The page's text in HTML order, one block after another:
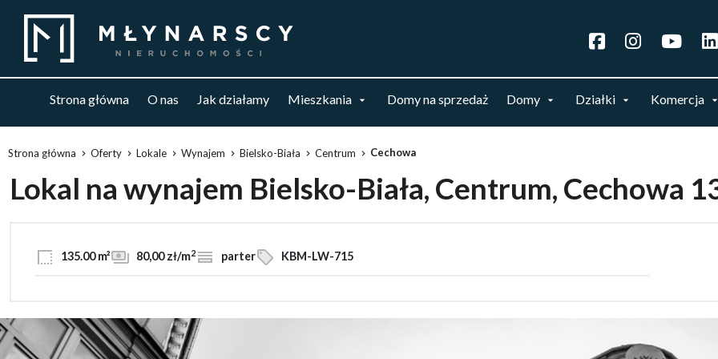
Strona główna O nas Jak działamy Mieszkania Domy na sprzedaż Domy Działki Komercja
Strona główna Oferty Lokale Wynajem Bielsko-Biała Centrum Cechowa
Lokal na wynajem Bielsko-Biała, Centrum, Cechowa
135.00 m² 80,00 zł/m2 parter KBM-LW-715